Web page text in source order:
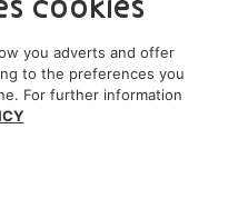
dell'Eni S.p.A.
you adverts and offer
to the preferences you
For further information